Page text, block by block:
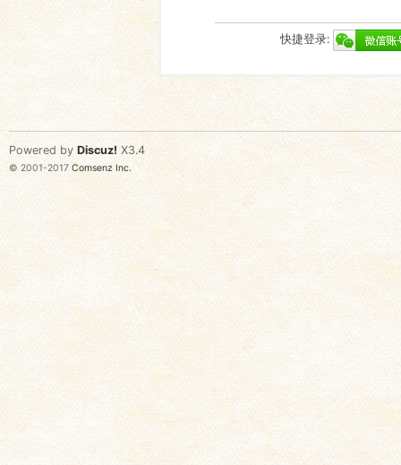
快捷登录:
Powered by Discuz! X3.4
© 2001-2017 Comsenz Inc.